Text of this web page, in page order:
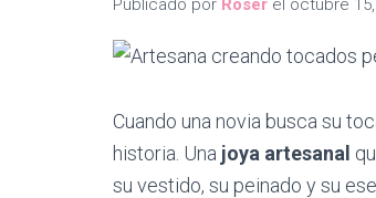
Publicado por Roser el octubre
Cuando una novia busca su
historia. Una joya artesanal
su vestido, su peinado y su